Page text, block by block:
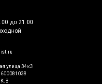
улица 34к3
К.В
до 21:00